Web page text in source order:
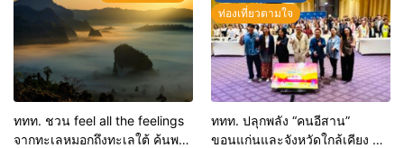
ททท. ชวน feel all the feelings
จากทะเลหมอกถึงทะเลใต้ ค้นพบ
ท่องเที่ยวตามใจ
ททท. ปลุกพลัง “คนอีสาน”
ขอนแก่นและจังหวัดใกล้เคียง สู่